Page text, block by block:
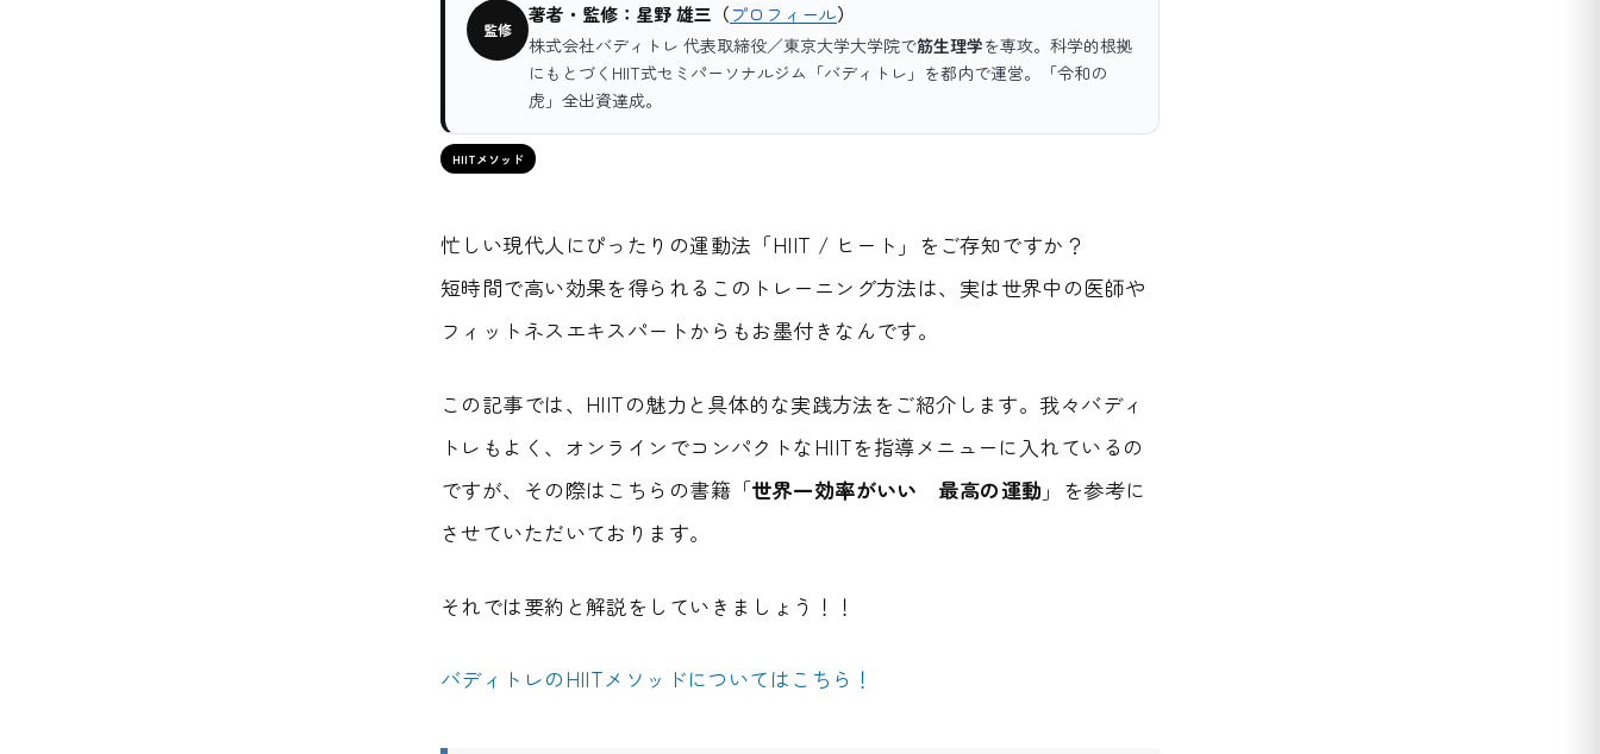
監修
著者・監修：星野 雄三（プロフィール）
株式会社バディトレ 代表取締役／東京大学大学院で筋生理学を専攻。科学的根拠
にもとづくHIIT式セミパーソナルジム「バディトレ」を都内で運営。「令和の
虎」全出資達成。
HIITメソッド
忙しい現代人にぴったりの運動法「HIIT / ヒート」をご存知ですか？
短時間で高い効果を得られるこのトレーニング方法は、実は世界中の医師や
フィットネスエキスパートからもお墨付きなんです。
この記事では、HIITの魅力と具体的な実践方法をご紹介します。我々バディ
トレもよく、オンラインでコンパクトなHIITを指導メニューに入れているの
ですが、その際はこちらの書籍「世界一効率がいい 最高の運動 」を参考に
させていただいております。
それでは要約と解説をしていきましょう！！
バディトレのHIITメソッドについてはこちら！